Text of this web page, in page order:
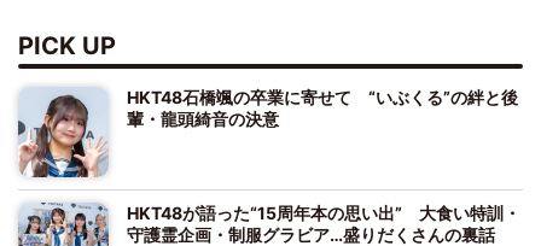
PICK UP
HKT48石橋颯の卒業に寄せて “いぶくる”の絆と後
輩・龍頭綺音の決意
HKT48が語った“15周年本の思い出” 大食い特訓・
守護霊企画・制服グラビア…盛りだくさんの裏話